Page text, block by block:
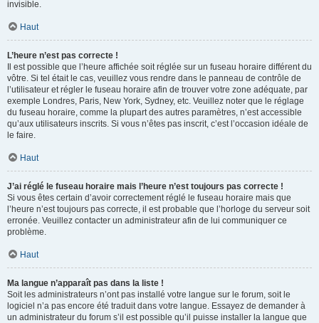
invisible.
Haut
L’heure n’est pas correcte !
Il est possible que l’heure affichée soit réglée sur un fuseau horaire différent du
vôtre. Si tel était le cas, veuillez vous rendre dans le panneau de contrôle de
l’utilisateur et régler le fuseau horaire afin de trouver votre zone adéquate, par
exemple Londres, Paris, New York, Sydney, etc. Veuillez noter que le réglage
du fuseau horaire, comme la plupart des autres paramètres, n’est accessible
qu’aux utilisateurs inscrits. Si vous n’êtes pas inscrit, c’est l’occasion idéale de
le faire.
Haut
J’ai réglé le fuseau horaire mais l’heure n’est toujours pas correcte !
Si vous êtes certain d’avoir correctement réglé le fuseau horaire mais que
l’heure n’est toujours pas correcte, il est probable que l’horloge du serveur soit
erronée. Veuillez contacter un administrateur afin de lui communiquer ce
problème.
Haut
Ma langue n’apparaît pas dans la liste !
Soit les administrateurs n’ont pas installé votre langue sur le forum, soit le
logiciel n’a pas encore été traduit dans votre langue. Essayez de demander à
un administrateur du forum s’il est possible qu’il puisse installer la langue que